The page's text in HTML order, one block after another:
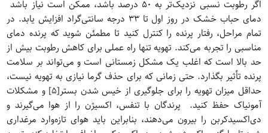
اگر رطوبت نسبی نزدیک‌تر به 50 درصد باشد، ممکن است نیاز باشد
دمای حباب خشک در روز اول تا 33 درجه سانتی‌گراد افزایش یابد. در
تمام مراحل، رفتار پرنده را کنترل کنید تا مطمئن شوید که پرنده دمای
مناسبی را تجربه می‌کند. تهویه تنها راه عملی برای کاهش رطوبت بیش از
حد بالا است که اغلب یک مشکل زمستانی است و می‌تواند بر سلامت
پرنده تأثیر بگذارد. حتی زمانی که برای حذف گرما نیازی به تهویه نیست،
حداقل میزان تهویه را برای جلوگیری از خیس شدن بستر[5]
و مشکلات
آمونیاک حفظ کنید. پرندگان با تنفس، اکسیژن را از هوا می‌گیرند و
دی‌اکسیدکربن را بیرون می‌دهند، بنابراین باید هوای تازه‌وارد مرغداری